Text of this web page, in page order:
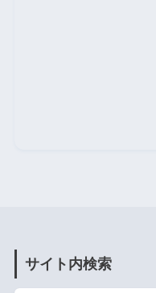
サイト内検索